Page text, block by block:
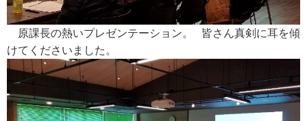
原課長の熱いプレゼンテーション。
皆さん真剣に耳を傾
けてくださいました。